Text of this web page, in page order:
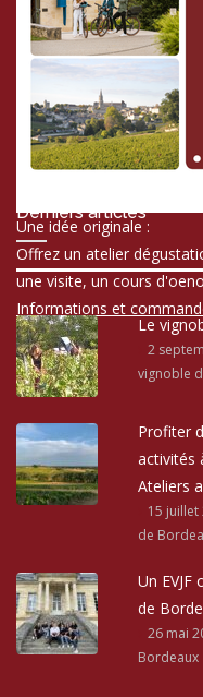
Une idée originale :
Offrez un atelier
une visite, un cours
Informations et
Derniers articles
Le
2
vignoble
Profiter
activités
Ateliers
15 juillet
de
Un
de
26 mai
Bordeaux